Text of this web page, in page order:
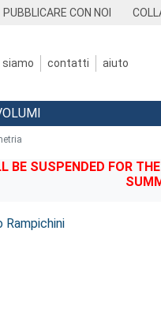
PUBBLICARE CON NOI
siamo contatti aiuto
BE SUSPENDED FOR
Rampichini